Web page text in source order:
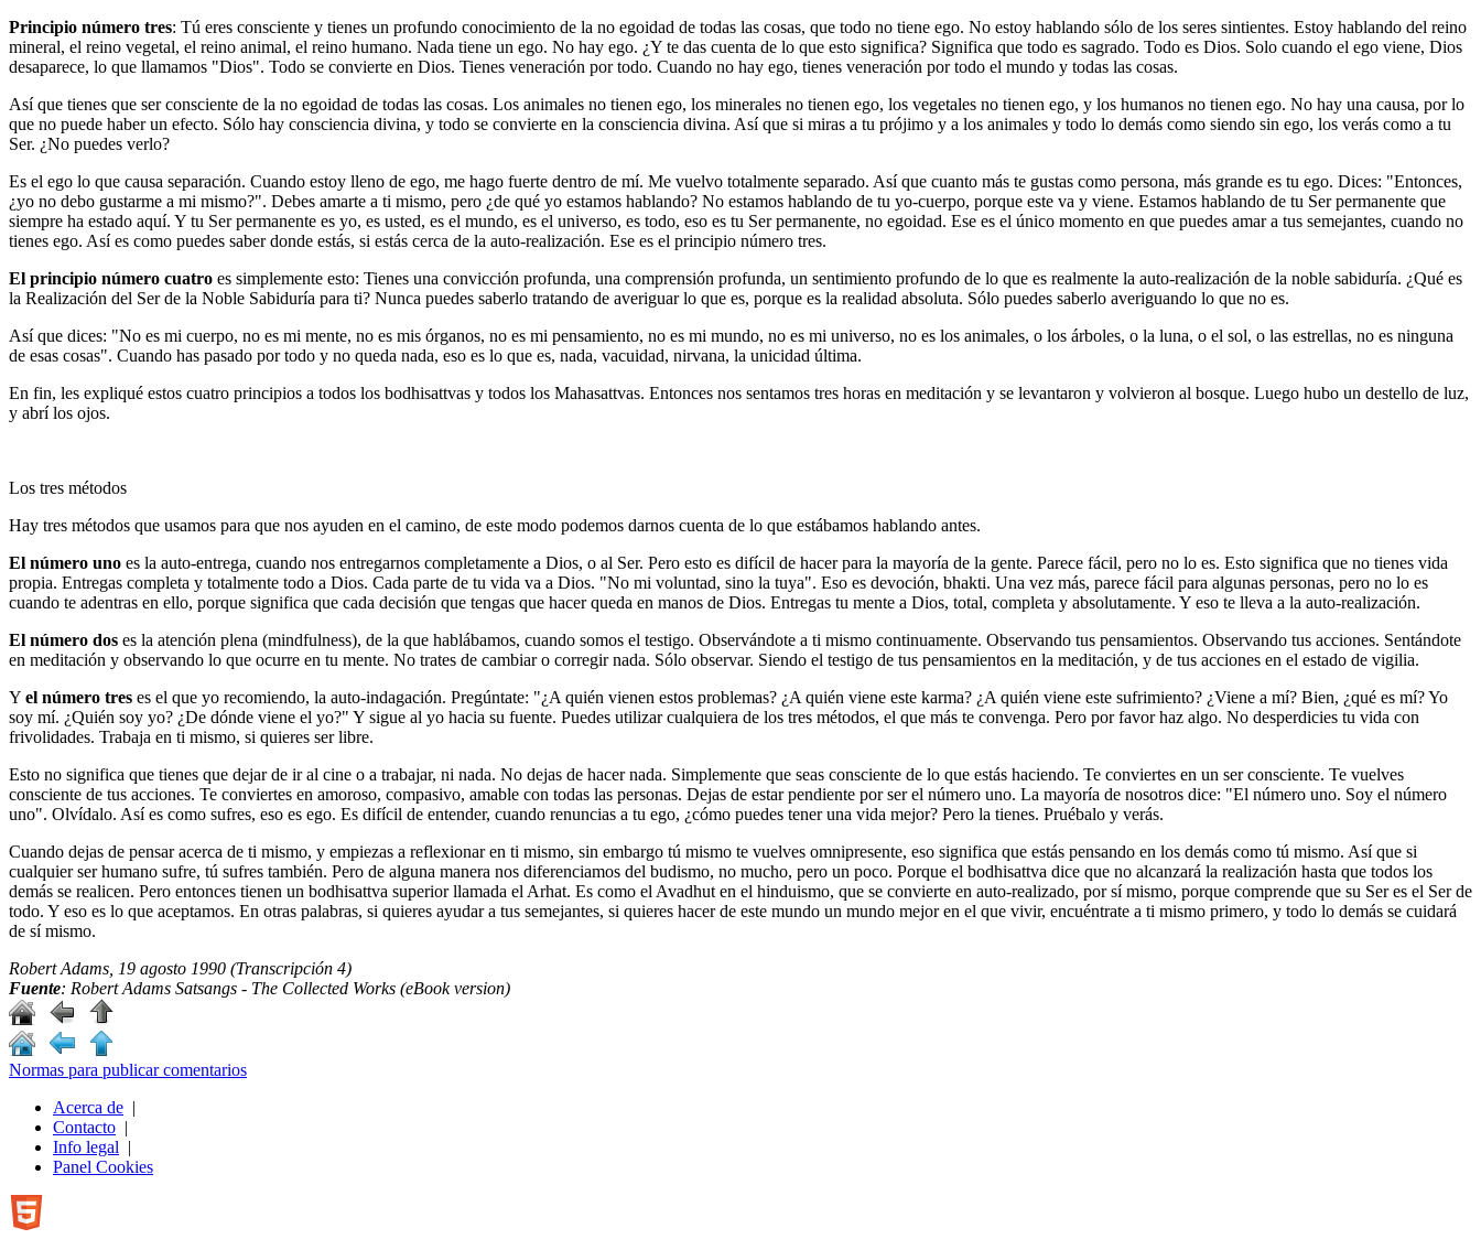
Principio número tres: Tú eres consciente y tienes un profundo conocimiento de la no egoidad de todas las cosas, que todo no tiene ego. No estoy hablando sólo de los seres sintientes. Estoy hablando del reino
mineral, el reino vegetal, el reino animal, el reino humano. Nada tiene un ego. No hay ego. ¿Y te das cuenta de lo que esto significa? Significa que todo es sagrado. Todo es Dios. Solo cuando el ego viene, Dios
desaparece, lo que llamamos "Dios". Todo se convierte en Dios. Tienes veneración por todo. Cuando no hay ego, tienes veneración por todo el mundo y todas las cosas.
Así que tienes que ser consciente de la no egoidad de todas las cosas. Los animales no tienen ego, los minerales no tienen ego, los vegetales no tienen ego, y los humanos no tienen ego. No hay una causa, por lo
que no puede haber un efecto. Sólo hay consciencia divina, y todo se convierte en la consciencia divina. Así que si miras a tu prójimo y a los animales y todo lo demás como siendo sin ego, los verás como a tu
Ser. ¿No puedes verlo?
Es el ego lo que causa separación. Cuando estoy lleno de ego, me hago fuerte dentro de mí. Me vuelvo totalmente separado. Así que cuanto más te gustas como persona, más grande es tu ego. Dices: "Entonces,
¿yo no debo gustarme a mi mismo?". Debes amarte a ti mismo, pero ¿de qué yo estamos hablando? No estamos hablando de tu yo-cuerpo, porque este va y viene. Estamos hablando de tu Ser permanente que
siempre ha estado aquí. Y tu Ser permanente es yo, es usted, es el mundo, es el universo, es todo, eso es tu Ser permanente, no egoidad. Ese es el único momento en que puedes amar a tus semejantes, cuando no
tienes ego. Así es como puedes saber donde estás, si estás cerca de la auto-realización. Ese es el principio número tres.
El principio número cuatro es simplemente esto: Tienes una convicción profunda, una comprensión profunda, un sentimiento profundo de lo que es realmente la auto-realización de la noble sabiduría. ¿Qué es
la Realización del Ser de la Noble Sabiduría para ti? Nunca puedes saberlo tratando de averiguar lo que es, porque es la realidad absoluta. Sólo puedes saberlo averiguando lo que no es.
Así que dices: "No es mi cuerpo, no es mi mente, no es mis órganos, no es mi pensamiento, no es mi mundo, no es mi universo, no es los animales, o los árboles, o la luna, o el sol, o las estrellas, no es ninguna
de esas cosas". Cuando has pasado por todo y no queda nada, eso es lo que es, nada, vacuidad, nirvana, la unicidad última.
En fin, les expliqué estos cuatro principios a todos los bodhisattvas y todos los Mahasattvas. Entonces nos sentamos tres horas en meditación y se levantaron y volvieron al bosque. Luego hubo un destello de luz,
y abrí los ojos.
Los tres métodos
Hay tres métodos que usamos para que nos ayuden en el camino, de este modo podemos darnos cuenta de lo que estábamos hablando antes.
El número uno es la auto-entrega, cuando nos entregarnos completamente a Dios, o al Ser. Pero esto es difícil de hacer para la mayoría de la gente. Parece fácil, pero no lo es. Esto significa que no tienes vida
propia. Entregas completa y totalmente todo a Dios. Cada parte de tu vida va a Dios. "No mi voluntad, sino la tuya". Eso es devoción, bhakti. Una vez más, parece fácil para algunas personas, pero no lo es
cuando te adentras en ello, porque significa que cada decisión que tengas que hacer queda en manos de Dios. Entregas tu mente a Dios, total, completa y absolutamente. Y eso te lleva a la auto-realización.
El número dos es la atención plena (mindfulness), de la que hablábamos, cuando somos el testigo. Observándote a ti mismo continuamente. Observando tus pensamientos. Observando tus acciones. Sentándote
en meditación y observando lo que ocurre en tu mente. No trates de cambiar o corregir nada. Sólo observar. Siendo el testigo de tus pensamientos en la meditación, y de tus acciones en el estado de vigilia.
Y el número tres es el que yo recomiendo, la auto-indagación. Pregúntate: "¿A quién vienen estos problemas? ¿A quién viene este karma? ¿A quién viene este sufrimiento? ¿Viene a mí? Bien, ¿qué es mí? Yo
soy mí. ¿Quién soy yo? ¿De dónde viene el yo?" Y sigue al yo hacia su fuente. Puedes utilizar cualquiera de los tres métodos, el que más te convenga. Pero por favor haz algo. No desperdicies tu vida con
frivolidades. Trabaja en ti mismo, si quieres ser libre.
Esto no significa que tienes que dejar de ir al cine o a trabajar, ni nada. No dejas de hacer nada. Simplemente que seas consciente de lo que estás haciendo. Te conviertes en un ser consciente. Te vuelves
consciente de tus acciones. Te conviertes en amoroso, compasivo, amable con todas las personas. Dejas de estar pendiente por ser el número uno. La mayoría de nosotros dice: "El número uno. Soy el número
uno". Olvídalo. Así es como sufres, eso es ego. Es difícil de entender, cuando renuncias a tu ego, ¿cómo puedes tener una vida mejor? Pero la tienes. Pruébalo y verás.
Cuando dejas de pensar acerca de ti mismo, y empiezas a reflexionar en ti mismo, sin embargo tú mismo te vuelves omnipresente, eso significa que estás pensando en los demás como tú mismo. Así que si
cualquier ser humano sufre, tú sufres también. Pero de alguna manera nos diferenciamos del budismo, no mucho, pero un poco. Porque el bodhisattva dice que no alcanzará la realización hasta que todos los
demás se realicen. Pero entonces tienen un bodhisattva superior llamada el Arhat. Es como el Avadhut en el hinduismo, que se convierte en auto-realizado, por sí mismo, porque comprende que su Ser es el Ser de
todo. Y eso es lo que aceptamos. En otras palabras, si quieres ayudar a tus semejantes, si quieres hacer de este mundo un mundo mejor en el que vivir, encuéntrate a ti mismo primero, y todo lo demás se cuidará
de sí mismo.
Robert Adams, 19 agosto 1990 (Transcripción 4)
Fuente: Robert Adams Satsangs - The Collected Works (eBook version)
Normas para publicar comentarios
Acerca de |
Contacto |
Info legal |
Panel Cookies